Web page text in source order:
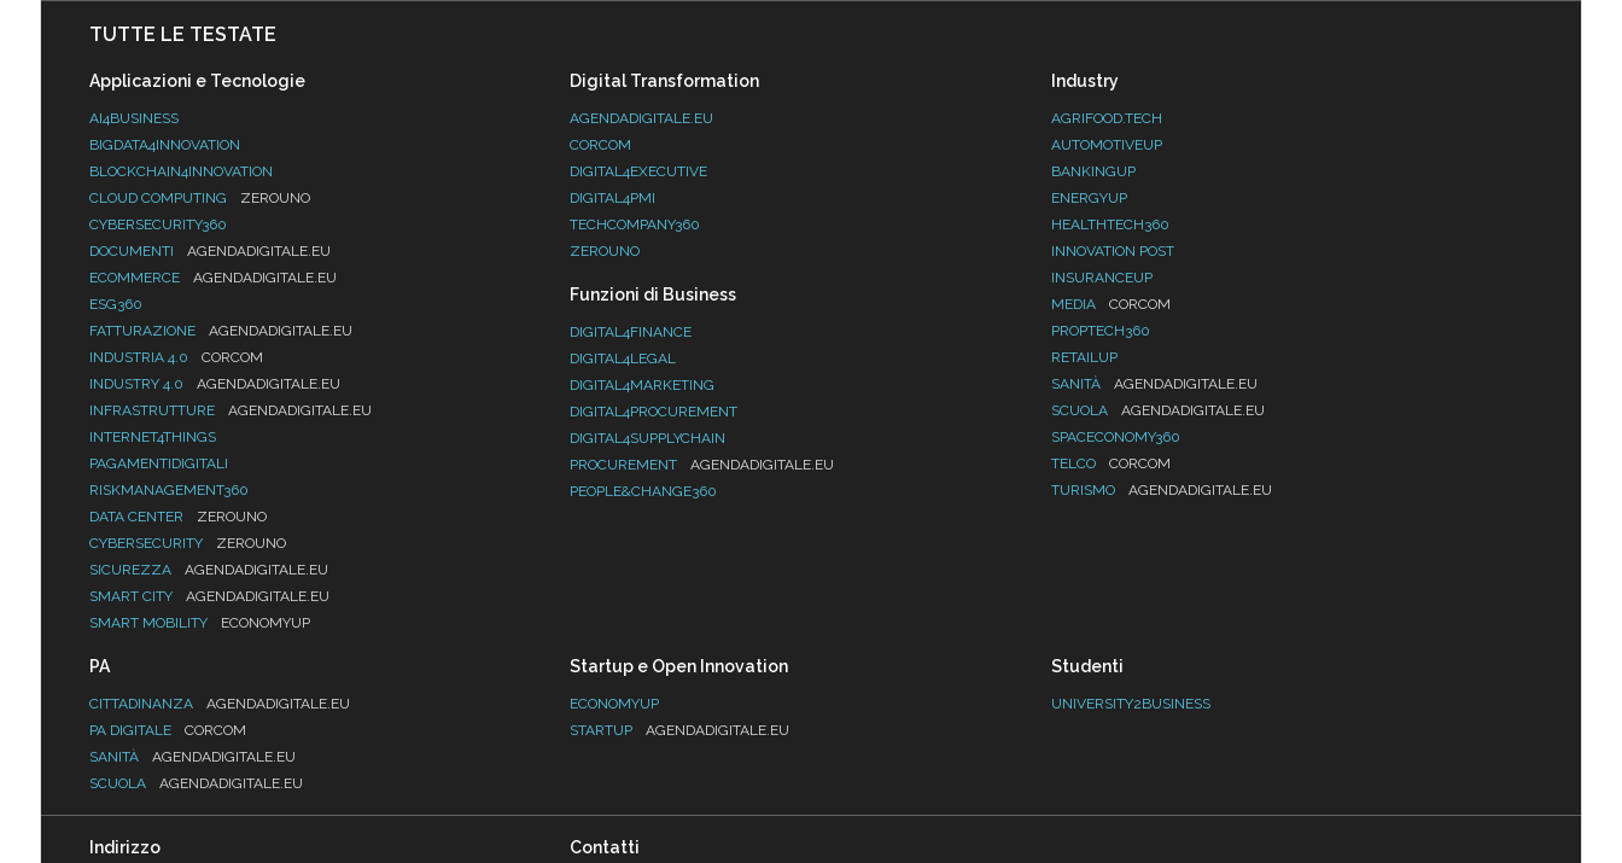
TUTTE LE TESTATE
Applicazioni e Tecnologie
AI4BUSINESS
BIGDATA4INNOVATION
BLOCKCHAIN4INNOVATION
CLOUD COMPUTING
ZEROUNO
CYBERSECURITY360
DOCUMENTI
AGENDADIGITALE.EU
ECOMMERCE
AGENDADIGITALE.EU
ESG360
FATTURAZIONE
AGENDADIGITALE.EU
INDUSTRIA 4.0
CORCOM
INDUSTRY 4.0
AGENDADIGITALE.EU
INFRASTRUTTURE
AGENDADIGITALE.EU
INTERNET4THINGS
PAGAMENTIDIGITALI
RISKMANAGEMENT360
DATA CENTER
ZEROUNO
CYBERSECURITY
ZEROUNO
SICUREZZA
AGENDADIGITALE.EU
SMART CITY
AGENDADIGITALE.EU
SMART MOBILITY
ECONOMYUP
Digital Transformation
AGENDADIGITALE.EU
CORCOM
DIGITAL4EXECUTIVE
DIGITAL4PMI
TECHCOMPANY360
ZEROUNO
Funzioni di Business
DIGITAL4FINANCE
DIGITAL4LEGAL
DIGITAL4MARKETING
DIGITAL4PROCUREMENT
DIGITAL4SUPPLYCHAIN
PROCUREMENT
AGENDADIGITALE.EU
PEOPLE&CHANGE360
Industry
AGRIFOOD.TECH
AUTOMOTIVEUP
BANKINGUP
ENERGYUP
HEALTHTECH360
INNOVATION POST
INSURANCEUP
MEDIA
CORCOM
PROPTECH360
RETAILUP
SANITÀ
AGENDADIGITALE.EU
SCUOLA
AGENDADIGITALE.EU
SPACECONOMY360
TELCO
CORCOM
TURISMO
AGENDADIGITALE.EU
PA
CITTADINANZA
AGENDADIGITALE.EU
PA DIGITALE
CORCOM
SANITÀ
AGENDADIGITALE.EU
SCUOLA
AGENDADIGITALE.EU
Startup e Open Innovation
ECONOMYUP
STARTUP
AGENDADIGITALE.EU
Studenti
UNIVERSITY2BUSINESS
Indirizzo Contatti